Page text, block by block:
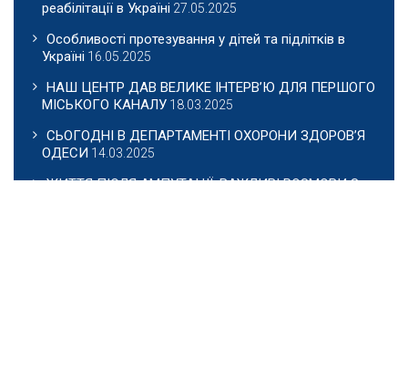
реабілітації в Україні 27.05.2025
Особливості протезування у дітей та підлітків в
Україні 16.05.2025
НАШ ЦЕНТР ДАВ ВЕЛИКЕ ІНТЕРВ’Ю ДЛЯ ПЕРШОГО
МІСЬКОГО КАНАЛУ 18.03.2025
СЬОГОДНІ В ДЕПАРТАМЕНТІ ОХОРОНИ ЗДОРОВ’Я
ОДЕСИ 14.03.2025
ЖИТТЯ ПІСЛЯ АМПУТАЦІЇ: ВАЖЛИВІ РОЗМОВИ З